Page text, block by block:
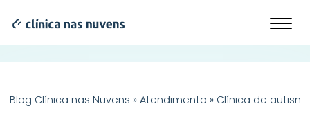
Blog Clínica nas Nuvens »Atendimento » Clínica de